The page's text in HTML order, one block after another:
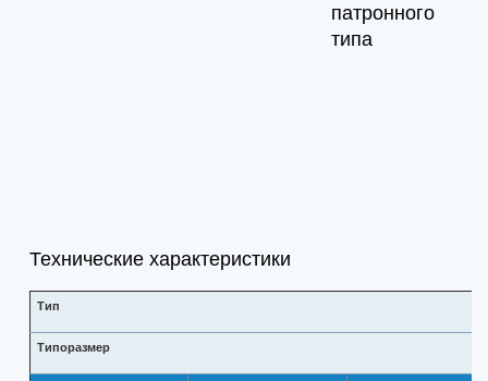
патронного
типа
Технические характеристики
Тип
Типоразмер